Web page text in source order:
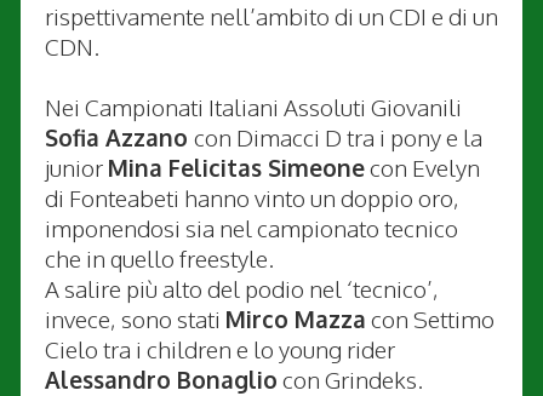
rispettivamente nell’ambito di un CDI e di un
CDN.
Nei Campionati Italiani Assoluti Giovanili
Sofia Azzano con Dimacci D tra i pony e la
junior Mina Felicitas Simeonecon Evelyn
di Fonteabeti hanno vinto un doppio oro,
imponendosi sia nel campionato tecnico
che in quello freestyle.
A salire più alto del podio nel ‘tecnico’,
invece, sono stati Mirco Mazza con Settimo
Cielo tra i children e lo young rider
Alessandro Bonaglio con Grindeks.